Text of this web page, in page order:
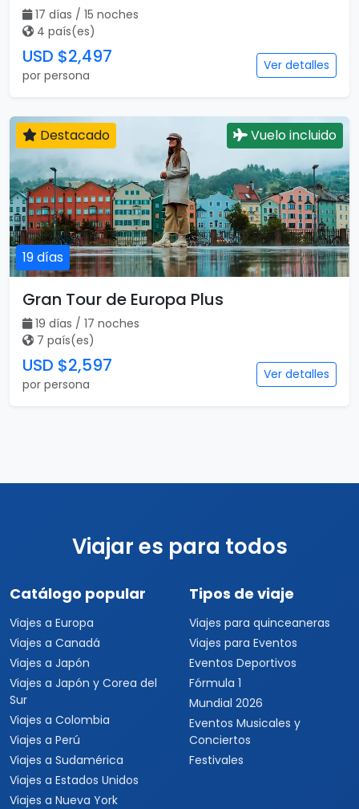
17 días / 15 noches
4 país(es)
USD $2,497
por persona
Ver detalles
19 días
Destacado Vuelo incluido
Gran Tour de Europa Plus
19 días / 17 noches
7 país(es)
USD $2,597
por persona
Ver detalles
Viajar es para todos
Catálogo popular
Viajes a Europa
Viajes a Canadá
Viajes a Japón
Viajes a Japón y Corea del
Sur
Viajes a Colombia
Viajes a Perú
Viajes a Sudamérica
Viajes a Estados Unidos
Viajes a Nueva York
Tipos de viaje
Viajes para quinceaneras
Viajes para Eventos
Eventos Deportivos
Fórmula 1
Mundial 2026
Eventos Musicales y
Conciertos
Festivales